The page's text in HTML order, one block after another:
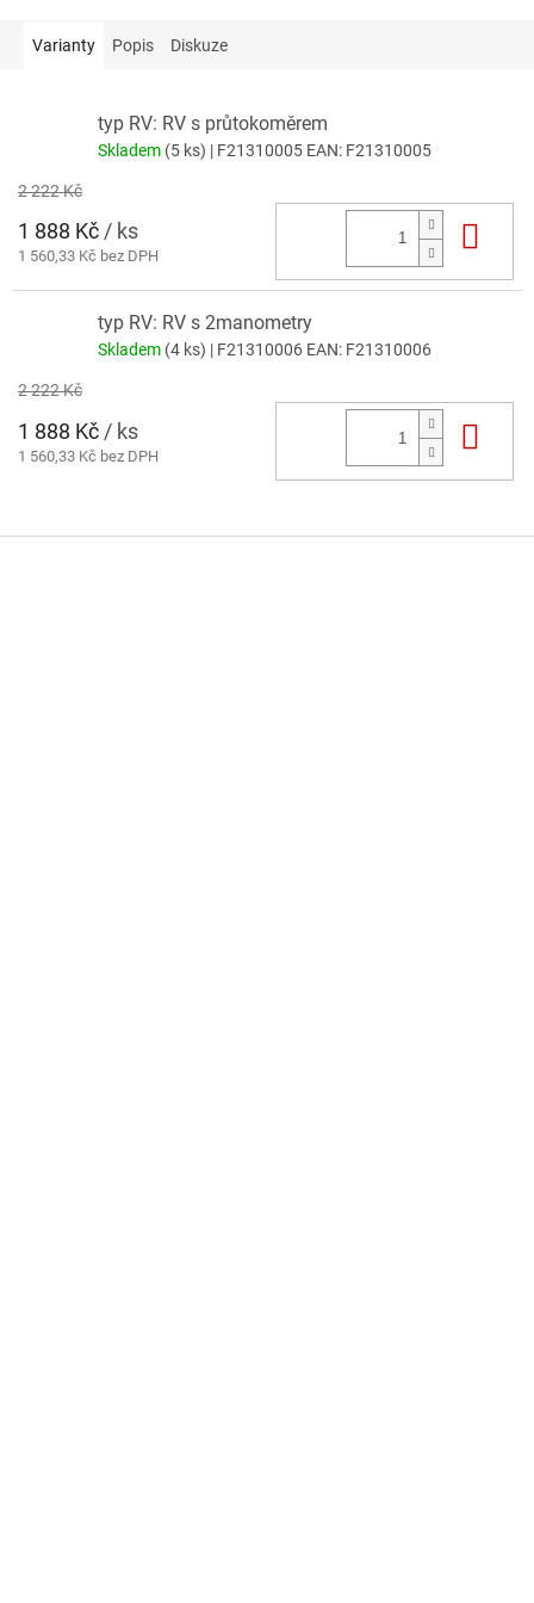
Varianty Popis Diskuze
typ RV: RV s průtokoměrem
Skladem (5 ks) | F21310005 EAN: F21310005
2 222 Kč
1 888 Kč / ks
1 560,33 Kč bez DPH
typ RV: RV s 2manometry
Skladem (4 ks) | F21310006 EAN: F21310006
2 222 Kč
1 888 Kč / ks
1 560,33 Kč bez DPH